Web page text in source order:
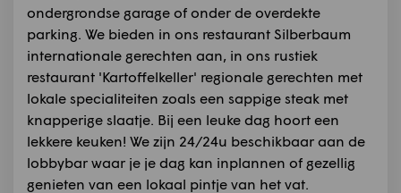
ondergrondse garage of onder de overdekte
parking. We bieden in ons restaurant Silberbaum
internationale gerechten aan, in ons rustiek
restaurant 'Kartoffelkeller' regionale gerechten met
lokale specialiteiten zoals een sappige steak met
knapperige slaatje. Bij een leuke dag hoort een
lekkere keuken! We zijn 24/24u beschikbaar aan de
lobbybar waar je je dag kan inplannen of gezellig
genieten van een lokaal pintje van het vat.